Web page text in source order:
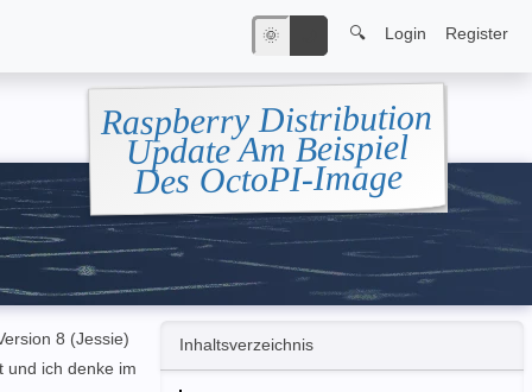
🌞 🔍 Login Register
Raspberry Distribution
Update Am Beispiel
Des OctoPI-Image
Inhaltsverzeichnis
8 (Jessie)
und ich denke im